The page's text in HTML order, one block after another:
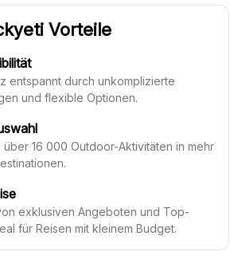
Vorteile
entspannt durch unkomplizierte
und flexible Optionen.
16 000 Outdoor-Aktivitäten in mehr
exklusiven Angeboten und Top-
für Reisen mit kleinem Budget.